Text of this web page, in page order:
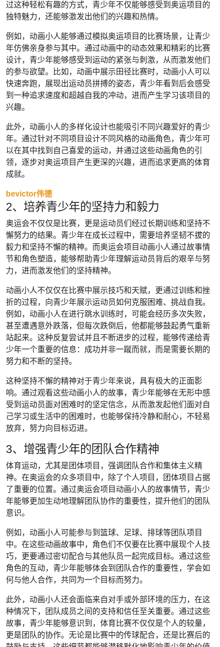
过这种轻松有趣的方式，青少年不仅能够感受到奥运项目的
独特魅力，还能够激发出他们的兴趣和热情。
例如，动画小人能够通过模拟奥运项目的比赛场景，让青少
年仿佛亲身参与其中。通过动画中的动态效果和精彩的比赛
设计，青少年能够感受到运动的紧张与刺激，从而激发他们
的参与欲望。比如，动画中展示田径比赛时，动画小人可以
快速奔跑，展现出运动员拼搏的姿态，青少年看到后会感受
到一种追求速度和超越自我的冲动，进而产生学习该项目的
兴趣。
此外，动画小人的多样化设计也能吸引不同兴趣爱好的青少
年。通过针对不同项目设计不同风格的动画角色，青少年可
以在其中找到自己喜爱的运动，并通过这些动画角色的引
领，逐步对奥运项目产生更深的兴趣，进而追求更高的体育
成就。
bevictor伟德
2、培养青少年的坚持力和毅力
奥运会不仅仅是比赛，更是运动员们经过长期训练和坚持不
懈努力的结果。青少年在成长过程中，需要培养坚韧不拔的
毅力和坚持不懈的精神。而奥运会项目动画小人通过故事情
节和角色塑造，能够帮助青少年理解运动员背后的艰辛与努
力，进而激发他们的坚持精神。
动画小人不仅仅在比赛中展示技巧和天赋，更通过训练和挫
折的过程，向青少年展示运动员如何克服困难、挑战自我。
例如，动画小人在进行跳水训练时，可能会经历多次失败，
甚至遭遇意外跌落，但每次跌倒后，他都能够鼓起勇气重新
站起来。这种反复尝试并且不断进步的过程，能够传递给青
少年一个重要的信息：成功并非一蹴而就，而是需要长期的
努力和不断的坚持。
这种坚持不懈的精神对于青少年来说，具有极大的正面影
响。通过观看这些动画小人的故事，青少年能够在无形中感
受到运动员面对困难时的坚定信念，从而激发起他们面对自
己学习或生活中的困难时，也能够保持冷静和耐心，不轻易
放弃，努力向目标迈进。
3、增强青少年的团队合作精神
体育运动，尤其是团体项目，强调团队合作和集体主义精
神。在奥运会的众多项目中，除了个人项目，团体项目占据
了重要的位置。通过奥运会项目动画小人的故事情节，青少
年能够更加生动地理解团队协作的重要性，提升他们的团队
意识。
例如，动画小人可能参与到篮球、足球、排球等团队项目
中。在这些动画故事中，角色们不仅要在比赛中展现个人技
巧，更要通过密切配合与其他队员一起完成目标。通过这些
角色的互动，青少年能够体会到团队合作的重要性，学会如
何与他人合作，共同为一个目标而努力。
此外，动画小人还会面临来自对手或外部环境的压力，在这
种情况下，团队成员之间的支持和信任至关重要。通过这些
故事，青少年能够意识到，体育比赛不仅仅是个人的较量，
更是团队的协作。无论是比赛中的传球配合，还是比赛后的